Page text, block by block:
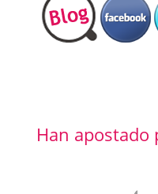
Han apostado